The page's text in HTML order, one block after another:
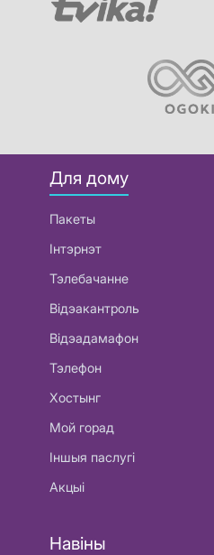
Для дому
Пакеты
Інтэрнэт
Тэлебачанне
Відэакантроль
Відэадамафон
Тэлефон
Хостынг
Мой горад
Іншыя паслугі
Акцыі
Навіны